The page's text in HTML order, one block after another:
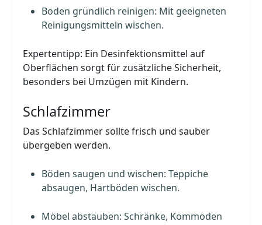
Boden gründlich reinigen: Mit geeigneten
Reinigungsmitteln wischen.
Expertentipp: Ein Desinfektionsmittel auf
Oberflächen sorgt für zusätzliche Sicherheit,
besonders bei Umzügen mit Kindern.
Schlafzimmer
Das Schlafzimmer sollte frisch und sauber
übergeben werden.
Böden saugen und wischen: Teppiche
absaugen, Hartböden wischen.
Möbel abstauben: Schränke, Kommoden